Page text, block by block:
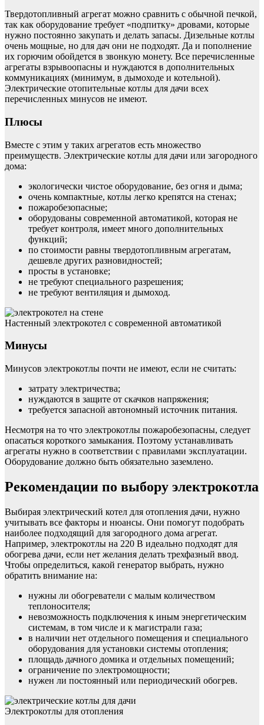
Твердотопливный агрегат можно сравнить с обычной печкой,
так как оборудование требует «подпитку» дровами, которые
нужно постоянно закупать и делать запасы. Дизельные котлы
очень мощные, но для дач они не подходят. Да и пополнение
их горючим обойдется в звонкую монету. Все перечисленные
агрегаты взрывоопасны и нуждаются в дополнительных
коммуникациях (минимум, в дымоходе и котельной).
Электрические отопительные котлы для дачи всех
перечисленных минусов не имеют.
Плюсы
Вместе с этим у таких агрегатов есть множество
преимуществ. Электрические котлы для дачи или загородного
дома:
экологически чистое оборудование, без огня и дыма;
очень компактные, котлы легко крепятся на стенах;
пожаробезопасные;
оборудованы современной автоматикой, которая не
требует контроля, имеет много дополнительных
функций;
по стоимости равны твердотопливным агрегатам,
дешевле других разновидностей;
просты в установке;
не требуют специального разрешения;
не требуют вентиляция и дымоход.
Настенный электрокотел с современной автоматикой
Минусы
Минусов электрокотлы почти не имеют, если не считать:
затрату электричества;
нуждаются в защите от скачков напряжения;
требуется запасной автономный источник питания.
Несмотря на то что электрокотлы пожаробезопасны, следует
опасаться короткого замыкания. Поэтому устанавливать
агрегаты нужно в соответствии с правилами эксплуатации.
Оборудование должно быть обязательно заземлено.
Рекомендации по выбору электрокотла
Выбирая электрический котел для отопления дачи, нужно
учитывать все факторы и нюансы. Они помогут подобрать
наиболее подходящий для загородного дома агрегат.
Например, электрокотлы на 220 В идеально подходят для
обогрева дачи, если нет желания делать трехфазный ввод.
Чтобы определиться, какой генератор выбрать, нужно
обратить внимание на:
нужны ли обогреватели с малым количеством
теплоносителя;
невозможность подключения к иным энергетическим
системам, в том числе и к магистрали газа;
в наличии нет отдельного помещения и специального
оборудования для установки системы отопления;
площадь дачного домика и отдельных помещений;
ограничение по электромощности;
нужен ли постоянный или периодический обогрев.
Электрокотлы для отопления